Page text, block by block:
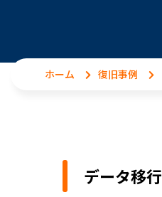
ホーム 復旧事例
データ移